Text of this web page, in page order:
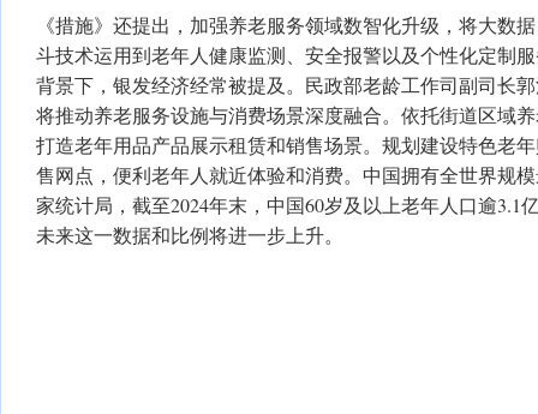
《措施》还提出，加强养老服务领域数智化升级，将大数
斗技术运用到老年人健康监测、安全报警以及个性化定制
背景下，银发经济经常被提及。民政部老龄工作司副司长
将推动养老服务设施与消费场景深度融合。依托街道区域
打造老年用品产品展示租赁和销售场景。规划建设特色老
售网点，便利老年人就近体验和消费。中国拥有全世界规
家统计局，截至2024年末，中国60岁及以上老年人口逾3.1
未来这一数据和比例将进一步上升。